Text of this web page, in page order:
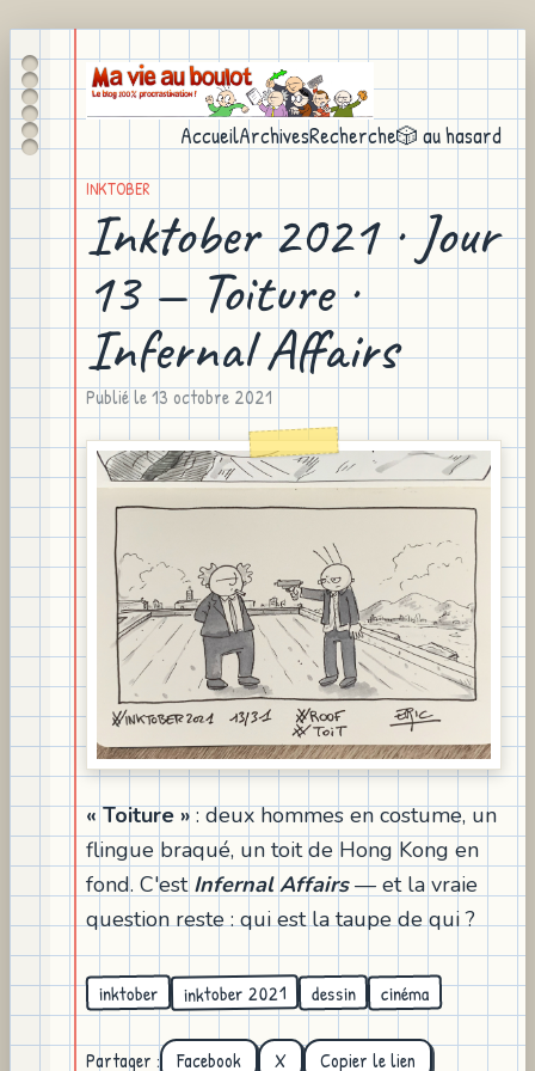
AccueilArchivesRecherche🎲 au hasard
INKTOBER
Inktober 2021 · Jour
13 — Toiture ·
Infernal Affairs
Publié le13 octobre 2021
« Toiture »: deux hommes en costume, un
flingue braqué, un toit de Hong Kong en
fond. C'est Infernal Affairs— et la vraie
question reste : qui est la taupe de qui ?
inktober inktober 2021 dessin cinéma
Partager : Facebook X Copier le lien